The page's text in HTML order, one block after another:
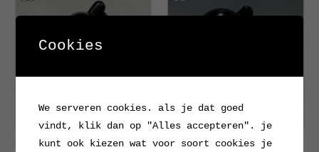
Vroege Kaiser iDell
Kaiser iDell bureaulamp,
Cookies
We serveren cookies. als je dat goed
vindt, klik dan op "Alles accepteren". je
kunt ook kiezen wat voor soort cookies je